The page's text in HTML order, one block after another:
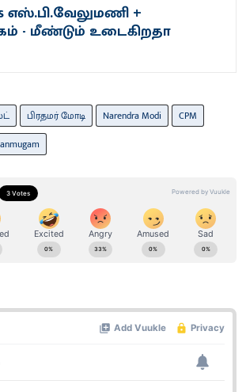
எஸ்.பி.வேலுமணி +
- மீண்டும் உடைகிறதா
பிரதமர் மோடி Narendra Modi
CPM